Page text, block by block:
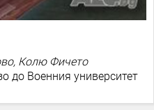
Колю Фичето
до Военния университет